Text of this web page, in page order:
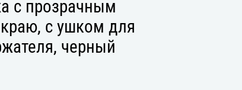
с прозрачным
с ушком для
черный